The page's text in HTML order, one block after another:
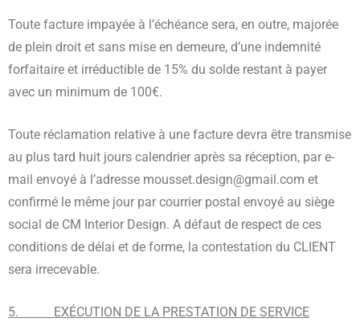
Toute facture impayée à l’échéance sera, en outre, majorée
de plein droit et sans mise en demeure, d’une indemnité
forfaitaire et irréductible de 15% du solde restant à payer
avec un minimum de 100€.
Toute réclamation relative à une facture devra être transmise
au plus tard huit jours calendrier après sa réception, par e-
mail envoyé à l’adresse mousset.design@gmail.com et
confirmé le même jour par courrier postal envoyé au siège
social de CM Interior Design. A défaut de respect de ces
conditions de délai et de forme, la contestation du CLIENT
sera irrecevable.
5. EXÉCUTION DE LA PRESTATION DE SERVICE